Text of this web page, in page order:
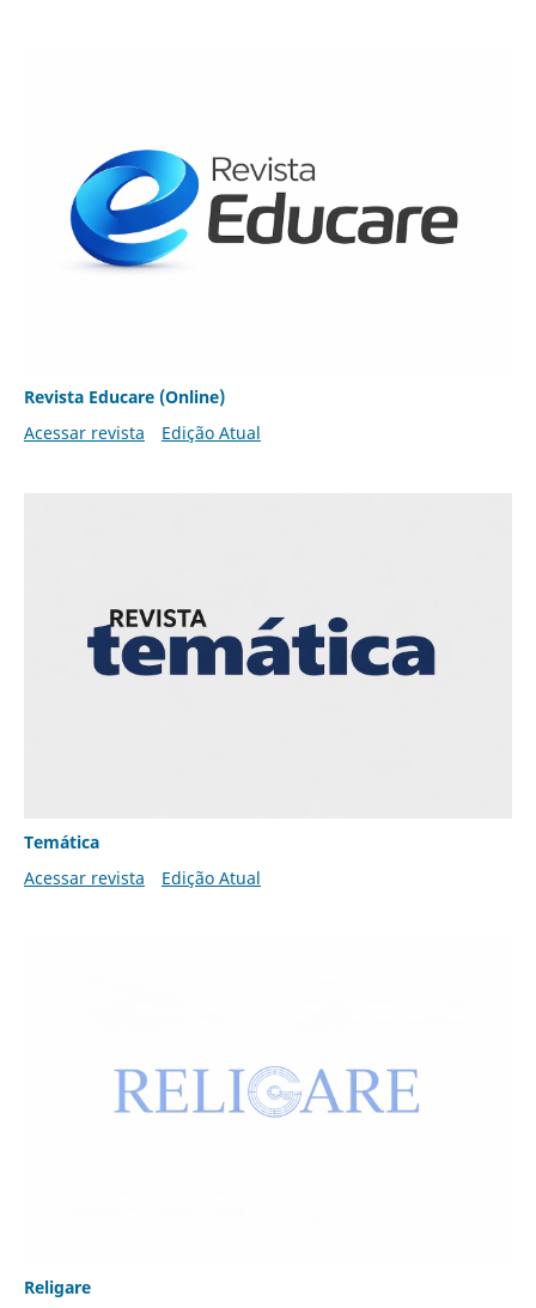
Revista Educare (Online)
Acessar revista
Edição Atual
Temática
Acessar revista
Edição Atual
Religare